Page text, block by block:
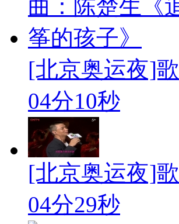
[北京奥运夜]
04分10秒
[北京奥运夜]
04分29秒